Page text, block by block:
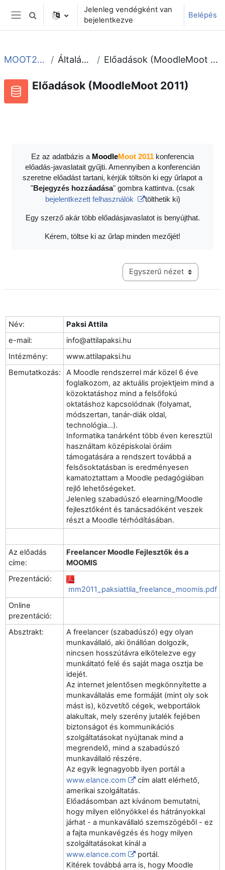
Tovább a fő tartalomhoz
Oldalpanel
Keresési bemeneti adatok váltása
Jelenleg vendégként van
bejelentkezve
Belépés
MOOT2011 Általános Előadások (MoodleMoot 2011)
Előadások (MoodleMoot 2011)
Ez az adatbázis a MoodleMoot 2011 konferencia
előadás-javaslatait gyűjti. Amennyiben a konferencián
szeretne előadást tartani, kérjük töltsön ki egy űrlapot a
"Bejegyzés hozzáadása" gombra kattintva. (csak
bejelentkezett felhasználók
tölthetik ki)
Egy szerző akár több előadásjavaslatot is benyújthat.
Kérem, töltse ki az űrlap minden mezőjét!
Harmadik szintű navigáció
Név:
Paksi Attila
e-mail:
info@attilapaksi.hu
Intézmény:
www.attilapaksi.hu
Bemutatkozás:
A Moodle rendszerrel már közel 6 éve
foglalkozom, az aktuális projektjeim mind a
közoktatáshoz mind a felsőfokú
oktatáshoz kapcsolódnak (folyamat,
módszertan, tanár-diák oldal,
technológia...).
Informatika tanárként több éven keresztül
használtam középiskolai óráim
támogatására a rendszert továbbá a
felsősoktatásban is eredményesen
kamatoztattam a Moodle pedagógiában
rejlő lehetőségeket.
Jelenleg szabadúszó elearning/Moodle
fejlesztőként és tanácsadóként veszek
részt a Moodle térhódításában.
Az előadás
címe:
Freelancer Moodle Fejlesztők és a
MOOMIS
Prezentáció:
mm2011_paksiattila_freelance_moomis.pdf
Online
prezentáció:
Absztrakt:
A freelancer (szabadúszó) egy olyan
munkavállaló, aki önállóan dolgozik,
nincsen hosszútávra elkötelezve egy
munkáltató felé és saját maga osztja be
idejét.
Az internet jelentősen megkönnyítette a
munkavállalás eme formáját (mint oly sok
mást is), közvetítő cégek, webportálok
alakultak, mely szerény jutalék fejében
biztonságot és kommunikációs
szolgáltatásokat nyújtanak mind a
megrendelő, mind a szabadúszó
munkavállaló részére.
Az egyik legnagyobb ilyen portál a
www.elance.com
cím alatt elérhető,
amerikai szolgáltatás.
Előadásomban azt kívánom bemutatni,
hogy milyen előnyökkel és hátrányokkal
járhat - a munkavállaló szemszögéből - ez
a fajta munkavégzés és hogy milyen
szolgáltatásokat kínál a
www.elance.com
portál.
Kitérek továbbá arra is, hogy Moodle